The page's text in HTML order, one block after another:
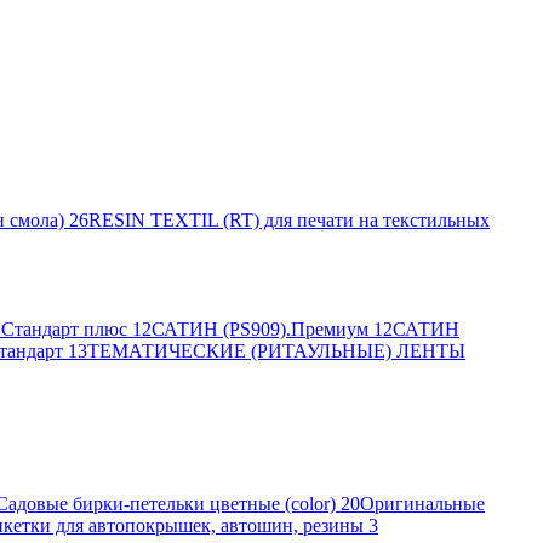
смола) 26RESIN TEXTIL (RT) для печати на текстильных
плюс 12САТИН (PS909).Премиум 12САТИН
13ТЕМАТИЧЕСКИЕ (РИТАУЛЬНЫЕ) ЛЕНТЫ
бирки-петельки цветные (color) 20Оригинальные
для автопокрышек, автошин, резины 3